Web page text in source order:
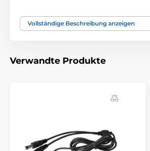
Illustration.
zur Illustration.
Vollständige Beschreibung anzeigen
Verwandte Produkte